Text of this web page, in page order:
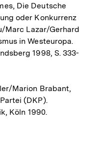
Die Deutsche
oder Konkurrenz
Marc Lazar/Gerhard
in Westeuropa.
1998, S. 333-
Marion Brabant,
(DKP).
Köln 1990.